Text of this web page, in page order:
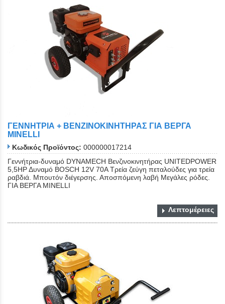
Close
ΓΕΝΝΗΤΡΙΑ + ΒΕΝΖΙΝΟKINHΤΗΡΑΣ ΓΙΑ ΒΕΡΓΑ
MINELLI
Κωδικός Προϊόντος: 000000017214
Γεννήτρια-δυναμό DYNAMECH Βενζινοκινητήρας UNITEDPOWER
5,5ΗΡ Δυναμό BOSCH 12V 70A Τρεία ζεύγη πεταλούδες για τρεία
ραβδιά. Μπουτόν διέγερσης. Αποσπόμενη λαβή Μεγάλες ρόδες.
ΓΙΑ ΒΕΡΓΑ MINELLI
Λεπτομέρειες